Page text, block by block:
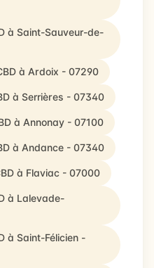
à Saint-Sauveur-de-
à Ardoix - 07290
à Serrières - 07340
à Annonay - 07100
à Andance - 07340
à Flaviac - 07000
à Lalevade-
à Saint-Félicien -